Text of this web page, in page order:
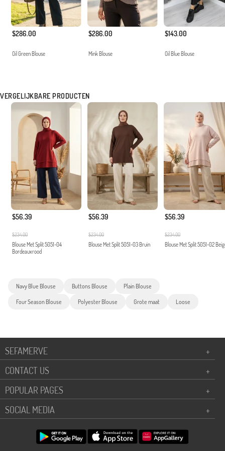
$286.00
Oil Green Blouse
$286.00
Mink Blouse
$143.00
Oil Blue Blouse
VERGELIJKBARE PRODUCTEN
$56.39
$234.00
Blouse Met Split 5051-04
Bordeauxrood
$56.39
$234.00
Blouse Met Split 5051-03 Bruin
$56.39
$234.00
Blouse Met Split 5051-02
Navy Blue Blouse Buttons Blouse Plain Blouse
Four Season Blouse Polyester Blouse Grote maat Loose
SEFAMERVE
+
CONTACT US
+
POPULAR PAGES
+
SOCIAL MEDIA
+